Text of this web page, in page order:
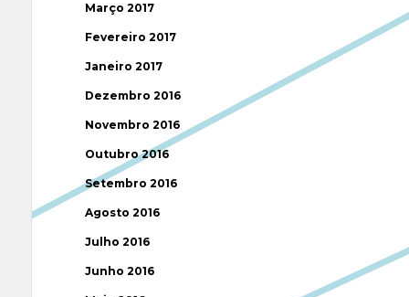
Março 2017
Fevereiro 2017
Janeiro 2017
Dezembro 2016
Novembro 2016
Outubro 2016
Setembro 2016
Agosto 2016
Julho 2016
Junho 2016